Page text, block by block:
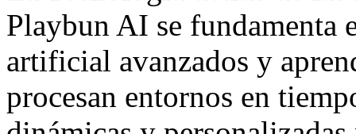
Playbun AI se fundamenta
artificial avanzados y
procesan entornos en